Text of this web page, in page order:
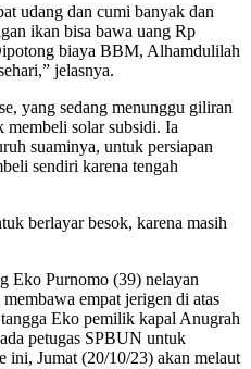
udang dan cumi banyak dan
ikan bisa bawa uang Rp
biaya BBM, Alhamdulilah
jelasnya.
yang sedang menunggu giliran
membeli solar subsidi. Ia
suaminya, untuk persiapan
sendiri karena tengah
berlayar besok, karena masih
Eko Purnomo (39) nelayan
empat jerigen di atas
Eko pemilik kapal Anugrah
petugas SPBUN untuk
ini, Jumat (20/10/23) akan melaut